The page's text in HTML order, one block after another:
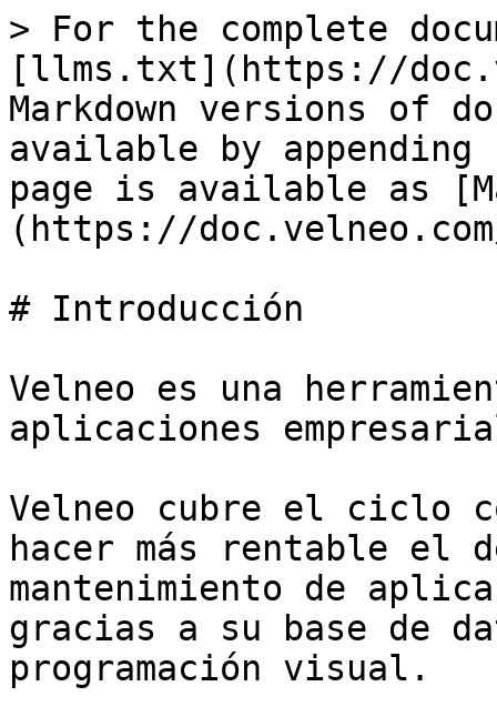
> For the complete
[llms.txt](https://
Markdown versions of
available by
page is available as
(https://
# Introducción
Velneo es una
aplicaciones
Velneo cubre el ciclo
hacer más rentable el
mantenimiento de
gracias a su base de
programación visual.